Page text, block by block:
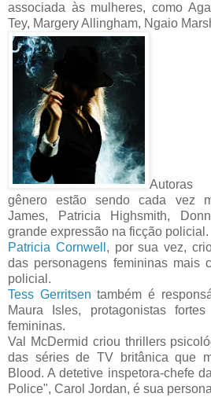
associada às mulheres, como
Tey, Margery Allingham, Ngaio
Autoras
gênero estão sendo cada vez
James, Patricia Highsmith,
grande expressão na ficção policial.
Patricia Cornwell , por sua vez,
das personagens femininas mais
policial.
Tess Gerritsen também é
Maura Isles, protagonistas
femininas.
Val McDermid criou thrillers
das séries de TV britânica que
Blood. A detetive inspetora-chefe
Police", Carol Jordan, é sua